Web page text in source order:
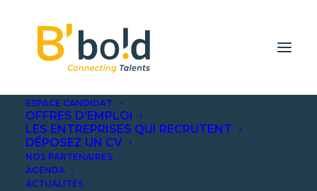
ESPACE CANDIDAT
OFFRES D’EMPLOI
LES ENTREPRISES QUI RECRUTENT
DÉPOSEZ UN CV
NOS PARTENAIRES
AGENDA
ACTUALITÉS
Himydata